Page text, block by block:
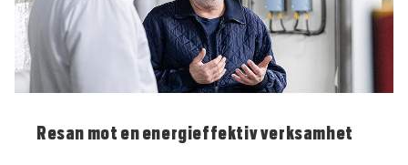
Resan mot en energieffektiv verksamhet